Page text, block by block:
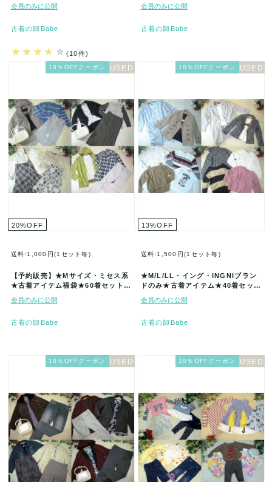
古…
会員のみに公開
古着の卸Babe
(10件)
会員のみに公開
古着の卸Babe
10％OFFクーポン
20%OFF
送料:1,000円(1セット毎)
【予約販売】★Mサイズ・ミセス系
★古着アイテム福袋★60着セット★
★…
会員のみに公開
古着の卸Babe
10％OFFクーポン
13%OFF
送料:1,500円(1セット毎)
★M/L/LL・イング・INGNIブラン
ドのみ★古着アイテム★40着セット
会員のみに公開
古着の卸Babe
10％OFFクーポン 10％OFFクーポン